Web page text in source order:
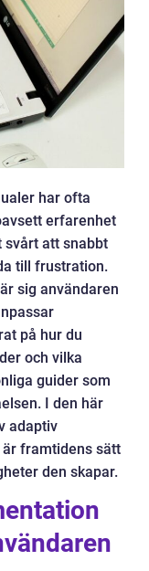
har ofta
erfarenhet
svårt att snabbt
till frustration.
sig användaren
på hur du
och vilka
guider som
I den här
adaptiv
framtidens sätt
den skapar.